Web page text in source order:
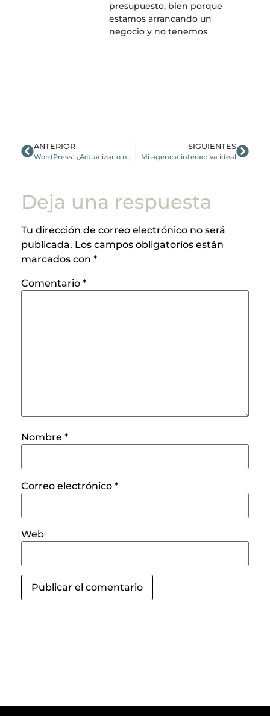
presupuesto, bien porque
estamos arrancando un
negocio y no tenemos
ANTERIOR
WordPress: ¿Actualizar o no actualizar? Esa es la cuestión
SIGUIENTES
Mi agencia interactiva ideal
Deja una respuesta
Tu dirección de correo electrónico no será
publicada. Los campos obligatorios están
marcados con *
Comentario *
Nombre *
Correo electrónico *
Web